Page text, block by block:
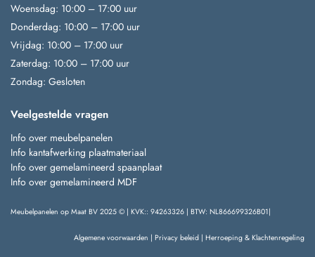
Woensdag: 10:00 – 17:00 uur
Donderdag: 10:00 – 17:00 uur
Vrijdag: 10:00 – 17:00 uur
Zaterdag: 10:00 – 17:00 uur
Zondag: Gesloten
Veelgestelde vragen
Info over meubelpanelen
Info kantafwerking plaatmateriaal
Info over gemelamineerd spaanplaat
Info over gemelamineerd MDF
Meubelpanelen op Maat BV 2025 © | KVK:: 94263326 | BTW: NL866699326B01|
Algemene voorwaarden | Privacy beleid | Herroeping & Klachtenregeling